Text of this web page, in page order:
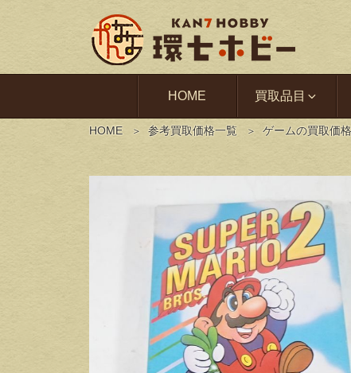
HOME 買取品目
HOME 参考買取価格一覧 ゲームの買取価格